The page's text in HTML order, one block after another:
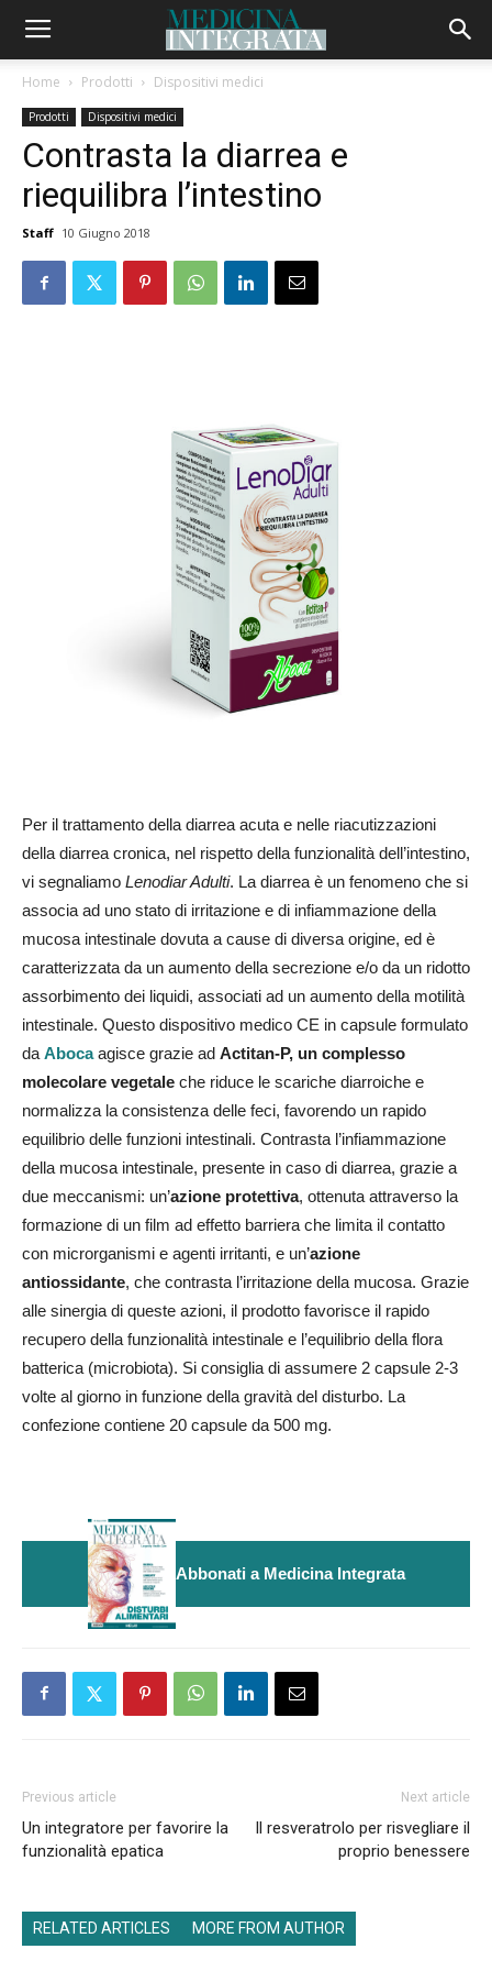
Home Prodotti Dispositivi medici
Prodotti Dispositivi medici
Contrasta la diarrea e
riequilibra l’intestino
Staff 10 Giugno 2018
Per il trattamento della diarrea acuta e nelle riacutizzazioni
della diarrea cronica, nel rispetto della funzionalità dell’intestino,
vi segnaliamo Lenodiar Adulti. La diarrea è un fenomeno che si
associa ad uno stato di irritazione e di infiammazione della
mucosa intestinale dovuta a cause di diversa origine, ed è
caratterizzata da un aumento della secrezione e/o da un ridotto
assorbimento dei liquidi, associati ad un aumento della motilità
intestinale. Questo dispositivo medico CE in capsule formulato
daAbocaagisce grazie ad Actitan-P, un complesso
molecolare vegetale che riduce le scariche diarroiche e
normalizza la consistenza delle feci, favorendo un rapido
equilibrio delle funzioni intestinali. Contrasta l’infiammazione
della mucosa intestinale, presente in caso di diarrea, grazie a
due meccanismi: un’azione protettiva, ottenuta attraverso la
formazione di un film ad effetto barriera che limita il contatto
con microrganismi e agenti irritanti, e un’azione
antiossidante, che contrasta l’irritazione della mucosa. Grazie
alle sinergia di queste azioni, il prodotto favorisce il rapido
recupero della funzionalità intestinale e l’equilibrio della flora
batterica (microbiota). Si consiglia di assumere 2 capsule 2-3
volte al giorno in funzione della gravità del disturbo. La
confezione contiene 20 capsule da 500 mg.
Abbonati a Medicina Integrata
Previous article
Un integratore per favorire la
funzionalità epatica
Next article
Il resveratrolo per risvegliare il
proprio benessere
RELATED ARTICLES MORE FROM AUTHOR